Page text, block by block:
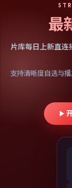
最
片库每日上新直连
支持清晰度自选与